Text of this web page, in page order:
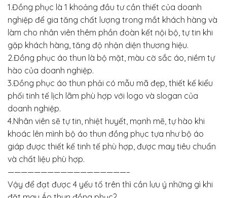
1.Đồng phục là 1 khoảng đầu tư cần thiết của doanh
nghiệp để gia tăng chất lượng trong mắt khách hàng và
làm cho nhân viên thêm phần đoàn kết nội bộ, tự tin khi
gặp khách hàng, tăng độ nhận diện thương hiệu.
2.Đồng phục áo thun là bộ mặt, màu cờ sắc áo, niềm tự
hào của doanh nghiệp.
3.Đồng phục áo thun phải có mẫu mã đẹp, thiết kế kiểu
phối tinh tế lịch lãm phù hợp với logo và slogan của
doanh nghiệp.
4.Nhân viên sẽ tự tin, nhiệt huyết, mạnh mẽ, tự hào khi
khoác lên mình bộ áo thun đồng phục tựa như bộ áo
giáp được thiết kế tinh tế phù hợp, được may tiêu chuẩn
và chất liệu phù hợp.
——————————————————–
Vậy để đạt được 4 yếu tố trên thì cần lưu ý những gì khi